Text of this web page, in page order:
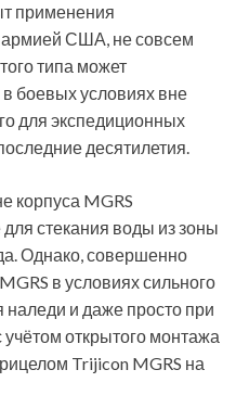
применения
США, не совсем
типа может
боевых условиях вне
для экспедиционных
десятилетия.
корпуса MGRS
стекания воды из зоны
Однако, совершенно
в условиях сильного
наледи и даже просто при
открытого монтажа
Trijicon MGRS на